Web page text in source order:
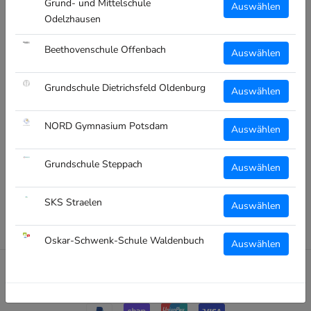
Grund- und Mittelschule
Odelzhausen
Auswählen
Beethovenschule Offenbach Auswählen
Grundschule Dietrichsfeld Oldenburg Auswählen
NORD Gymnasium Potsdam Auswählen
Grundschule Steppach Auswählen
SKS Straelen Auswählen
Oskar-Schwenk-Schule Waldenbuch Auswählen
Datenschutz
Kontakt
Impressum
Versand
Widerruf
missing:
de.footer.general.currency
© SCHOOLTEXTIL.DE
Powered by HASH-COM GmbH